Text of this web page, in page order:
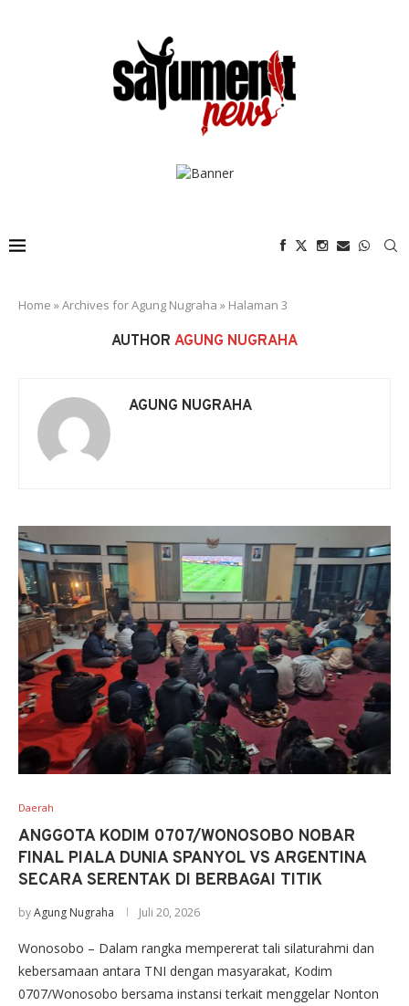
Home »Archives for Agung Nugraha » Halaman 3
AUTHOR AGUNG NUGRAHA
AGUNG NUGRAHA
Daerah
ANGGOTA KODIM 0707/WONOSOBO NOBAR
FINAL PIALA DUNIA SPANYOL VS ARGENTINA
SECARA SERENTAK DI BERBAGAI TITIK
byAgung Nugraha Juli 20, 2026
Wonosobo – Dalam rangka mempererat tali silaturahmi dan
kebersamaan antara TNI dengan masyarakat, Kodim
0707/Wonosobo bersama instansi terkait menggelar Nonton